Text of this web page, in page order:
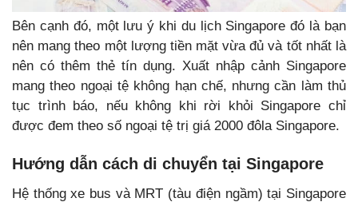
Bên cạnh đó, một lưu ý khi du lịch Singapore đó là bạn
nên mang theo một lượng tiền mặt vừa đủ và tốt nhất là
nên có thêm thẻ tín dụng. Xuất nhập cảnh Singapore
mang theo ngoại tệ không hạn chế, nhưng cần làm thủ
tục trình báo, nếu không khi rời khỏi Singapore chỉ
được đem theo số ngoại tệ trị giá 2000 đôla Singapore.
Hướng dẫn cách di chuyển tại Singapore
Hệ thống xe bus và MRT (tàu điện ngầm) tại Singapore